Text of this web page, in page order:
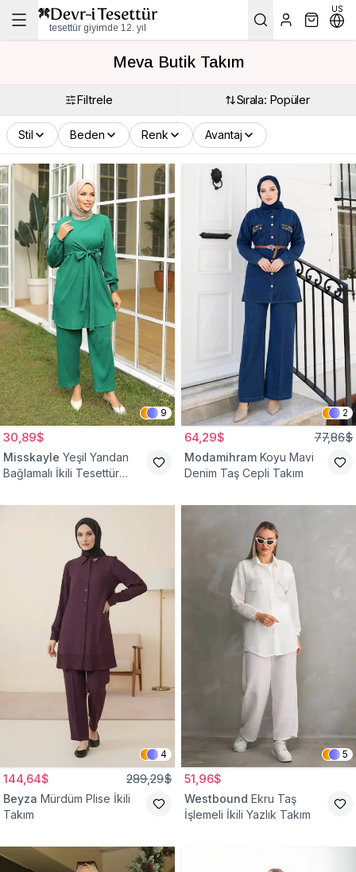
tesettür giyimde 12. yıl
US
Meva Butik Takım
Filtrele Sırala: Popüler
Stil Beden Renk Avantaj
9
30,89$
Misskayle Yeşil Yandan
Bağlamalı İkili Tesettür
2
64,29$ 77,86$
Modamihram Koyu Mavi
Denim Taş Cepli Takım
4
144,64$ 289,29$
Beyza Mürdüm Plise İkili
Takım
5
51,96$
Westbound Ekru Taş
İşlemeli İkili Yazlık Takım